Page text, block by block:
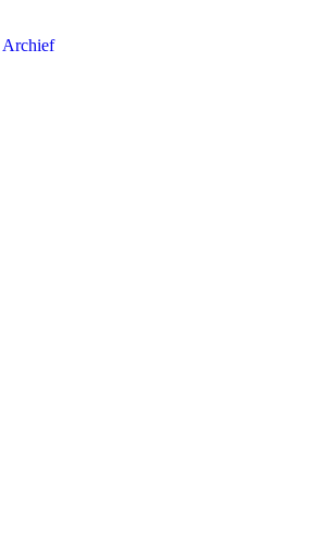
Archief